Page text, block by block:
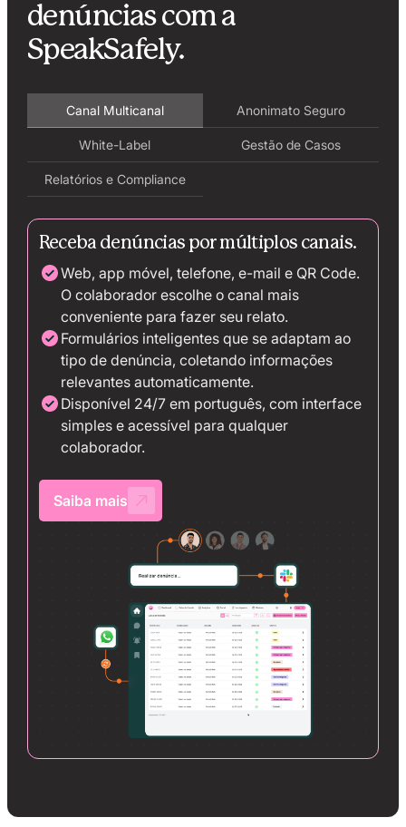
denúncias com a
SpeakSafely.
Canal Multicanal Anonimato Seguro
White-Label Gestão de Casos
Relatórios e Compliance
Receba denúncias por múltiplos canais.
Web, app móvel, telefone, e-mail e QR Code.
O colaborador escolhe o canal mais
conveniente para fazer seu relato.
Formulários inteligentes que se adaptam ao
tipo de denúncia, coletando informações
relevantes automaticamente.
Disponível 24/7 em português, com interface
simples e acessível para qualquer
colaborador.
Saiba mais